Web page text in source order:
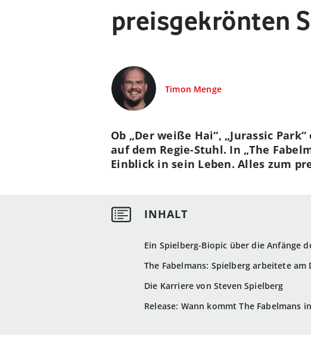
preisgekrönten
Timon Menge
Ein Spielberg-Biopic über die Anfänge
The Fabelmans: Spielberg arbeitete am
Die Karriere von Steven Spielberg
Release: Wann kommt The Fabelmans
Ob „Der weiße Hai“, „Jurassic
auf dem Regie-Stuhl. In „The
Einblick in sein Leben. Alles zum